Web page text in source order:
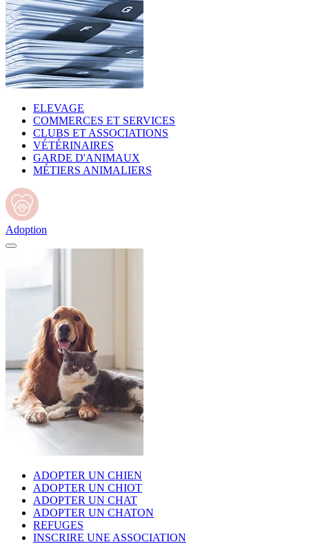
ELEVAGE
COMMERCES ET SERVICES
CLUBS ET ASSOCIATIONS
VÉTÉRINAIRES
GARDE D'ANIMAUX
MÉTIERS ANIMALIERS
Adoption
ADOPTER UN CHIEN
ADOPTER UN CHIOT
ADOPTER UN CHAT
ADOPTER UN CHATON
REFUGES
INSCRIRE UNE ASSOCIATION